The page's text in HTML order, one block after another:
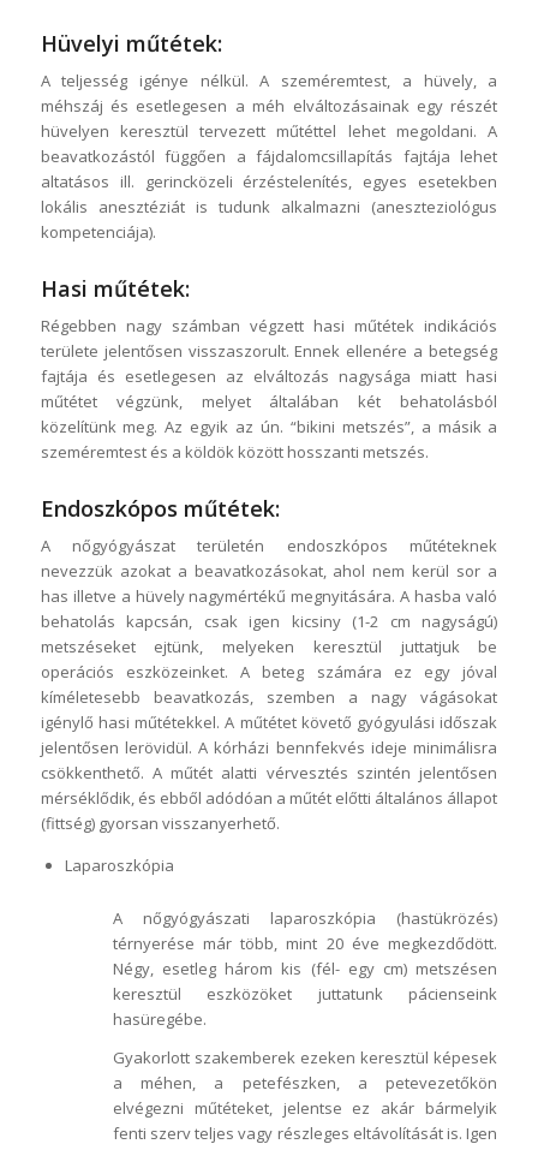
Hüvelyi műtétek:
A teljesség igénye nélkül. A szeméremtest, a hüvely, a
méhszáj és esetlegesen a méh elváltozásainak egy részét
hüvelyen keresztül tervezett műtéttel lehet megoldani. A
beavatkozástól függően a fájdalomcsillapítás fajtája lehet
altatásos ill. gerincközeli érzéstelenítés, egyes esetekben
lokális anesztéziát is tudunk alkalmazni (aneszteziológus
kompetenciája).
Hasi műtétek:
Régebben nagy számban végzett hasi műtétek indikációs
területe jelentősen visszaszorult. Ennek ellenére a betegség
fajtája és esetlegesen az elváltozás nagysága miatt hasi
műtétet végzünk, melyet általában két behatolásból
közelítünk meg. Az egyik az ún. “bikini metszés”, a másik a
szeméremtest és a köldök között hosszanti metszés.
Endoszkópos műtétek:
A nőgyógyászat területén endoszkópos műtéteknek
nevezzük azokat a beavatkozásokat, ahol nem kerül sor a
has illetve a hüvely nagymértékű megnyitására. A hasba való
behatolás kapcsán, csak igen kicsiny (1-2 cm nagyságú)
metszéseket ejtünk, melyeken keresztül juttatjuk be
operációs eszközeinket. A beteg számára ez egy jóval
kíméletesebb beavatkozás, szemben a nagy vágásokat
igénylő hasi műtétekkel. A műtétet követő gyógyulási időszak
jelentősen lerövidül. A kórházi bennfekvés ideje minimálisra
csökkenthető. A műtét alatti vérvesztés szintén jelentősen
mérséklődik, és ebből adódóan a műtét előtti általános állapot
(fittség) gyorsan visszanyerhető.
Laparoszkópia
A nőgyógyászati laparoszkópia (hastükrözés)
térnyerése már több, mint 20 éve megkezdődött.
Négy, esetleg három kis (fél- egy cm) metszésen
keresztül eszközöket juttatunk pácienseink
hasüregébe.
Gyakorlott szakemberek ezeken keresztül képesek
a méhen, a petefészken, a petevezetőkön
elvégezni műtéteket, jelentse ez akár bármelyik
fenti szerv teljes vagy részleges eltávolítását is. Igen